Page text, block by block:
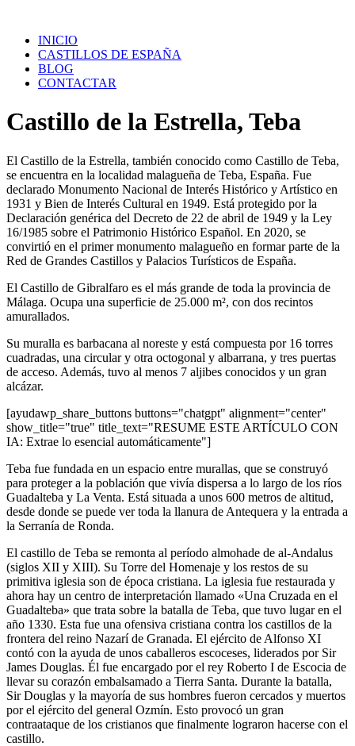
contenidoINICIO
CASTILLOS DE ESPAÑA
BLOG
CONTACTAR
Castillo de la Estrella, Teba
El Castillo de la Estrella, también conocido como Castillo de Teba,
se encuentra en la localidad malagueña de Teba, España. Fue
declarado Monumento Nacional de Interés Histórico y Artístico en
1931 y Bien de Interés Cultural en 1949. Está protegido por la
Declaración genérica del Decreto de 22 de abril de 1949 y la Ley
16/1985 sobre el Patrimonio Histórico Español. En 2020, se
convirtió en el primer monumento malagueño en formar parte de la
Red de Grandes Castillos y Palacios Turísticos de España.
El Castillo de Gibralfaro es el más grande de toda la provincia de
Málaga. Ocupa una superficie de 25.000 m², con dos recintos
amurallados.
Su muralla es barbacana al noreste y está compuesta por 16 torres
cuadradas, una circular y otra octogonal y albarrana, y tres puertas
de acceso. Además, tuvo al menos 7 aljibes conocidos y un gran
alcázar.
[ayudawp_share_buttons buttons="chatgpt" alignment="center"
show_title="true" title_text="RESUME ESTE ARTÍCULO CON
IA: Extrae lo esencial automáticamente"]
Teba fue fundada en un espacio entre murallas, que se construyó
para proteger a la población que vivía dispersa a lo largo de los ríos
Guadalteba y La Venta. Está situada a unos 600 metros de altitud,
desde donde se puede ver toda la llanura de Antequera y la entrada a
la Serranía de Ronda.
El castillo de Teba se remonta al período almohade de al-Andalus
(siglos XII y XIII). Su Torre del Homenaje y los restos de su
primitiva iglesia son de época cristiana. La iglesia fue restaurada y
ahora hay un centro de interpretación llamado «Una Cruzada en el
Guadalteba» que trata sobre la batalla de Teba, que tuvo lugar en el
año 1330. Esta fue una ofensiva cristiana contra los castillos de la
frontera del reino Nazarí de Granada. El ejército de Alfonso XI
contó con la ayuda de unos caballeros escoceses, liderados por Sir
James Douglas. Él fue encargado por el rey Roberto I de Escocia de
llevar su corazón embalsamado a Tierra Santa. Durante la batalla,
Sir Douglas y la mayoría de sus hombres fueron cercados y muertos
por el ejército del general Ozmín. Esto provocó un gran
contraataque de los cristianos que finalmente lograron hacerse con el
castillo.